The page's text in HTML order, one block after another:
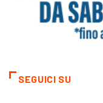
SEGUICI SU